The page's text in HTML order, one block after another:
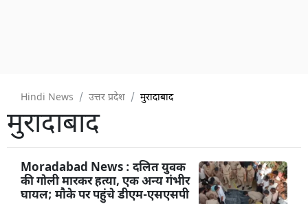
Hindi News उत्तर प्रदेश मुरादाबाद
मुरादाबाद
Moradabad News : दलित युवक
की गोली मारकर हत्या, एक अन्य गंभीर
घायल; मौके पर पहुंचे डीएम-एसएसपी